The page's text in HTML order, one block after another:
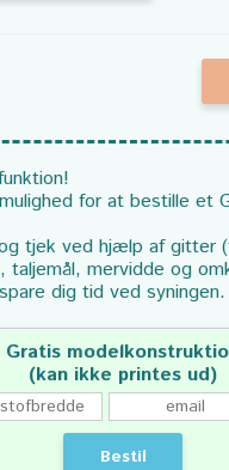
for at bestille et
tjek ved hjælp af gitter
taljemål, mervidde og
dig tid ved
Gratis
(kan ikke printes ud)
Bestil